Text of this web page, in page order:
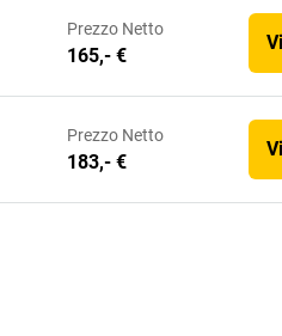
Prezzo Netto
165,- €
Prezzo Netto
183,- €